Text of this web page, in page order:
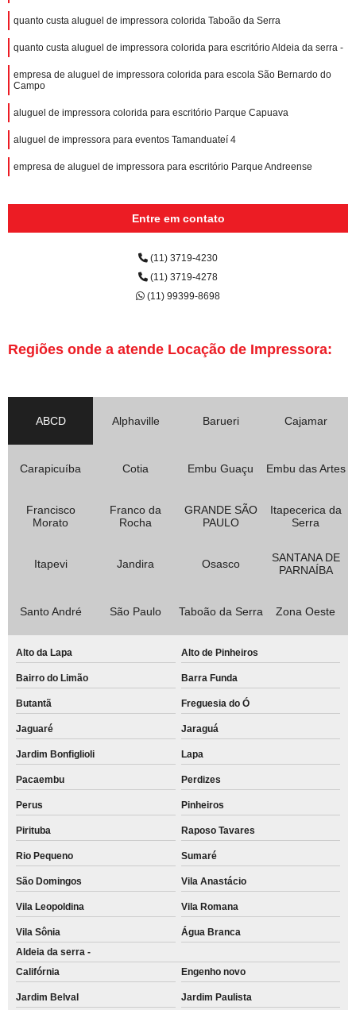
quanto custa aluguel de impressora colorida Taboão da Serra
quanto custa aluguel de impressora colorida para escritório Aldeia da serra -
empresa de aluguel de impressora colorida para escola São Bernardo do
Campo
aluguel de impressora colorida para escritório Parque Capuava
aluguel de impressora para eventos Tamanduateí 4
empresa de aluguel de impressora para escritório Parque Andreense
Entre em contato
(11) 3719-4230
(11) 3719-4278
(11) 99399-8698
Regiões onde a atende Locação de Impressora:
ABCD Alphaville Barueri Cajamar
Carapicuíba Cotia Embu Guaçu Embu das Artes
Francisco
Morato
Franco da
Rocha
GRANDE SÃO
PAULO
Itapecerica da
Serra
Itapevi Jandira Osasco
SANTANA DE
PARNAÍBA
Santo André São Paulo Taboão da Serra Zona Oeste
Alto da Lapa Alto de Pinheiros
Bairro do Limão Barra Funda
Butantã Freguesia do Ó
Jaguaré Jaraguá
Jardim Bonfiglioli Lapa
Pacaembu Perdizes
Perus Pinheiros
Pirituba Raposo Tavares
Rio Pequeno Sumaré
São Domingos Vila Anastácio
Vila Leopoldina Vila Romana
Vila Sônia
Água Branca
Aldeia da serra -
Califórnia
Engenho novo
Jardim Belval Jardim Paulista